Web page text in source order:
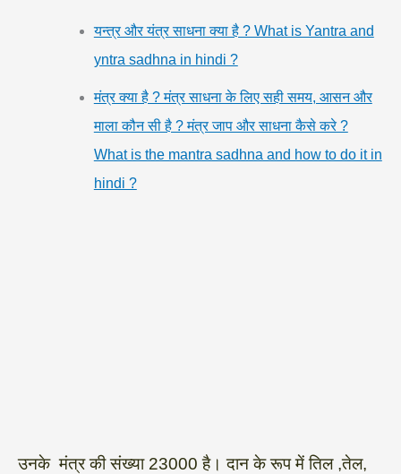
यन्त्र और यंत्र साधना क्या है ? What is Yantra and
yntra sadhna in hindi ?
मंत्र क्या है ? मंत्र साधना के लिए सही समय, आसन और
माला कौन सी है ? मंत्र जाप और साधना कैसे करे ?
What is the mantra sadhna and how to do it in
hindi ?
उनके मंत्र की संख्या 23000 है। दान के रूप में तिल ,तेल,